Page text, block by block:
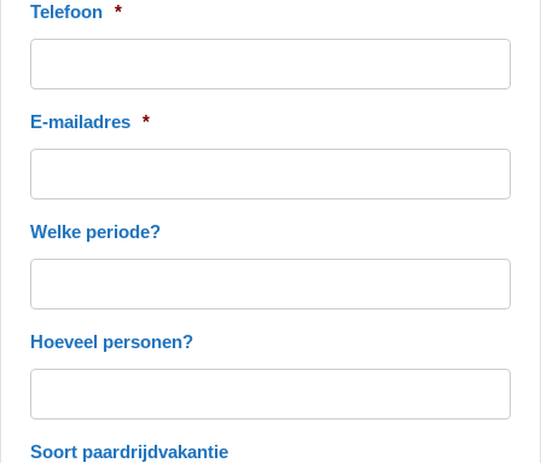
Telefoon *
E-mailadres *
Welke periode?
Hoeveel personen?
Soort paardrijdvakantie